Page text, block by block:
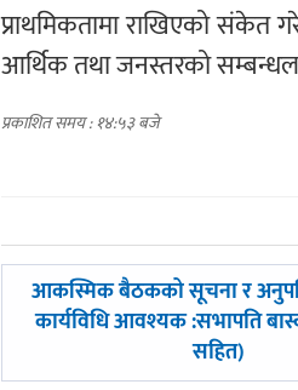
प्राथमिकतामा राखिएको संकेत
आर्थिक तथा जनस्तरको
प्रकाशित समय : १४:५३ बजे
पछिल्लाे
-
आकस्मिक बैठकको सूचना र
कार्यविधि आवश्यक :सभापति
सहित)